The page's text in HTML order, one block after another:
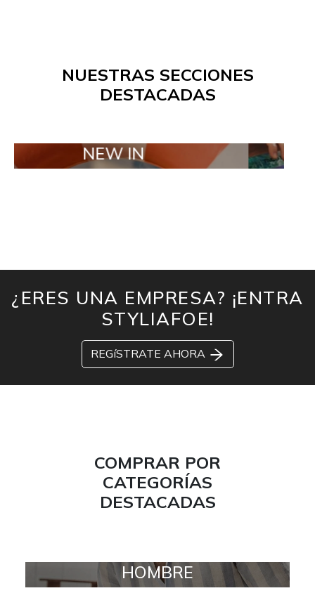
NUESTRAS SECCIONES
DESTACADAS
NEW IN TAILOR
¿ERES UNA EMPRESA? ¡ENTRA
STYLIAFOE!
REGíSTRATE AHORA
COMPRAR POR
CATEGORÍAS
DESTACADAS
HOMBRE